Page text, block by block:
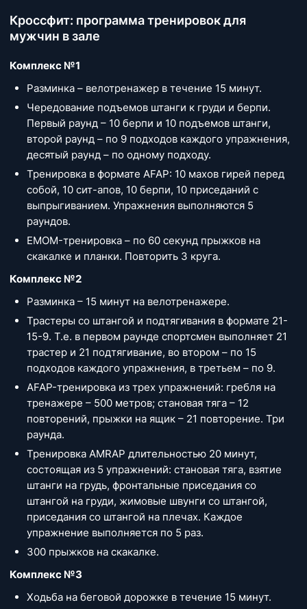
Кроссфит: программа тренировок для
мужчин в зале
Комплекс №1
Разминка – велотренажер в течение 15 минут.
Чередование подъемов штанги к груди и берпи.
Первый раунд – 10 берпи и 10 подъемов штанги,
второй раунд – по 9 подходов каждого упражнения,
десятый раунд – по одному подходу.
Тренировка в формате AFAP: 10 махов гирей перед
собой, 10 сит-апов, 10 берпи, 10 приседаний с
выпрыгиванием. Упражнения выполняются 5
раундов.
EMOM-тренировка – по 60 секунд прыжков на
скакалке и планки. Повторить 3 круга.
Комплекс №2
Разминка – 15 минут на велотренажере.
Трастеры со штангой и подтягивания в формате 21-
15-9. Т.е. в первом раунде спортсмен выполняет 21
трастер и 21 подтягивание, во втором – по 15
подходов каждого упражнения, в третьем – по 9.
AFAP-тренировка из трех упражнений: гребля на
тренажере – 500 метров; становая тяга – 12
повторений, прыжки на ящик – 21 повторение. Три
раунда.
Тренировка AMRAP длительностью 20 минут,
состоящая из 5 упражнений: становая тяга, взятие
штанги на грудь, фронтальные приседания со
штангой на груди, жимовые швунги со штангой,
приседания со штангой на плечах. Каждое
упражнение выполняется по 5 раз.
300 прыжков на скакалке.
Комплекс №3
Ходьба на беговой дорожке в течение 15 минут.